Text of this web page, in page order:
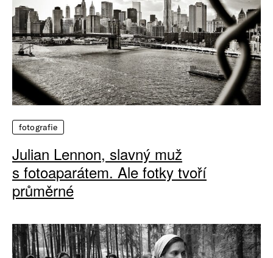
fotografie
Julian Lennon, slavný muž
s fotoaparátem. Ale fotky tvoří
průměrné